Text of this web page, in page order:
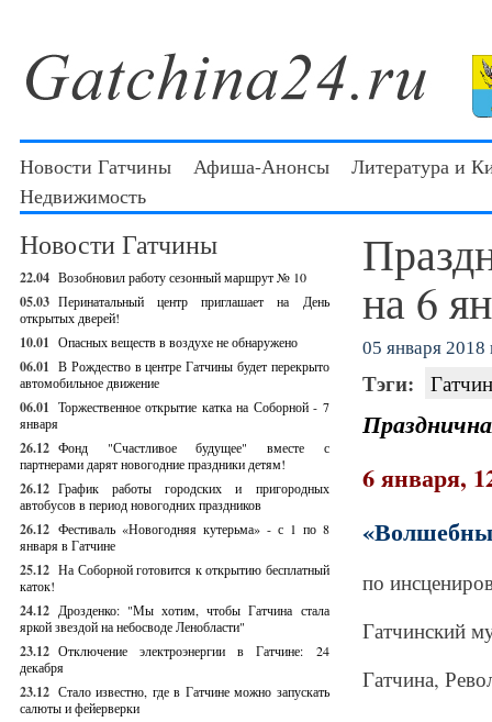
Новости Гатчины Афиша-Анонсы
Литература и
Недвижимость
Новости Гатчины
22.04 Возобновил работу сезонный маршрут № 10
05.03 Перинатальный центр приглашает на День
открытых дверей!
10.01 Опасных веществ в воздухе не обнаружено
06.01 В Рождество в центре Гатчины будет перекрыто
автомобильное движение
06.01 Торжественное открытие катка на Соборной - 7
января
26.12 Фонд "Счастливое будущее" вместе с
партнерами дарят новогодние праздники детям!
26.12 График работы городских и пригородных
автобусов в период новогодних праздников
26.12 Фестиваль «Новогодняя кутерьма» - с 1 по 8
января в Гатчине
25.12 На Соборной готовится к открытию бесплатный
каток!
24.12 Дрозденко: "Мы хотим, чтобы Гатчина стала
яркой звездой на небосводе Ленобласти"
23.12 Отключение электроэнергии в Гатчине: 24
декабря
23.12 Стало известно, где в Гатчине можно запускать
салюты и фейерверки
на 6
05 января 2018
Тэги:
6 января,
по
Гатчинский
Гатчина,